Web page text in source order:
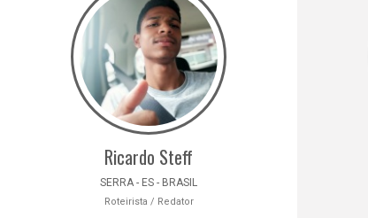
Ricardo Steff
SERRA - ES - BRASIL
Roteirista / Redator